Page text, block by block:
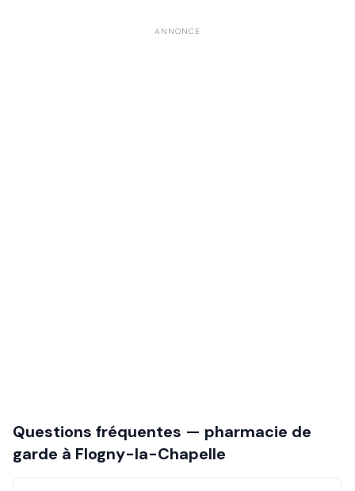
ANNONCE
Questions fréquentes — pharmacie de
garde à Flogny-la-Chapelle